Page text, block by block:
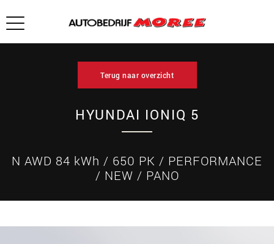
Terug naar overzicht
HYUNDAI IONIQ 5
N AWD 84 kWh / 650 PK / PERFORMANCE
/ NEW / PANO